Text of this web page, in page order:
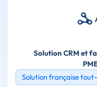
Solution CRM et
Solution française